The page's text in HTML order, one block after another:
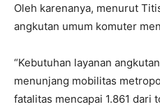
Oleh karenanya, menurut
angkutan umum komuter
“Kebutuhan layanan
menunjang mobilitas
fatalitas mencapai 1.861 dari